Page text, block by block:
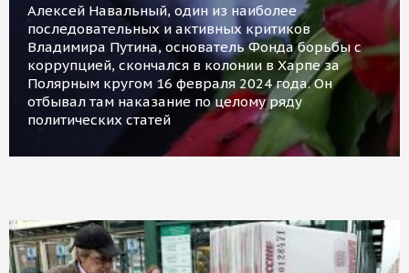
Алексей Навальный, один из наиболее
последовательных и активных критиков
Владимира Путина, основатель Фонда борьбы с
коррупцией, скончался в колонии в Харпе за
Полярным кругом 16 февраля 2024 года. Он
отбывал там наказание по целому ряду
политических статей